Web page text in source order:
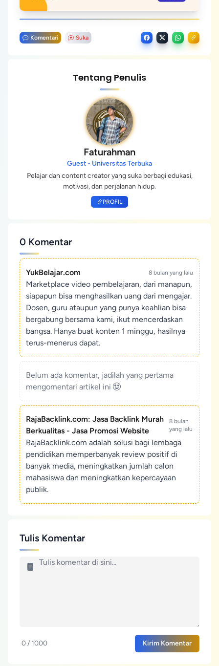
Komentari Suka
Tentang Penulis
Faturahman
Guest - Universitas Terbuka
Pelajar dan content creator yang suka berbagi edukasi,
motivasi, dan perjalanan hidup.
PROFIL
0 Komentar
YukBelajar.com 8 bulan yang lalu
Marketplace video pembelajaran, dari manapun,
siapapun bisa menghasilkan uang dari mengajar.
Dosen, guru ataupun yang punya keahlian bisa
bergabung bersama kami, ikut mencerdaskan
bangsa. Hanya buat konten 1 minggu, hasilnya
terus-menerus dapat.
Belum ada komentar, jadilah yang pertama
mengomentari artikel ini
RajaBacklink.com: Jasa Backlink Murah
Berkualitas - Jasa Promosi Website
8 bulan
yang lalu
RajaBacklink.com adalah solusi bagi lembaga
pendidikan memperbanyak review positif di
banyak media, meningkatkan jumlah calon
mahasiswa dan meningkatkan kepercayaan
publik.
Tulis Komentar
0 / 1000 Kirim Komentar